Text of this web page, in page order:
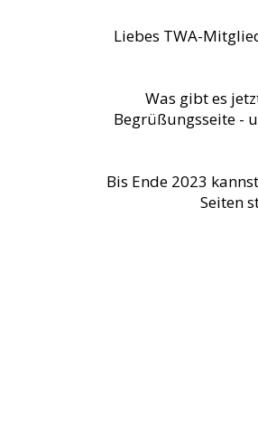
Liebes TWA-
Was gibt es
Begrüßungsseite -
Bis Ende 2023
Seiten